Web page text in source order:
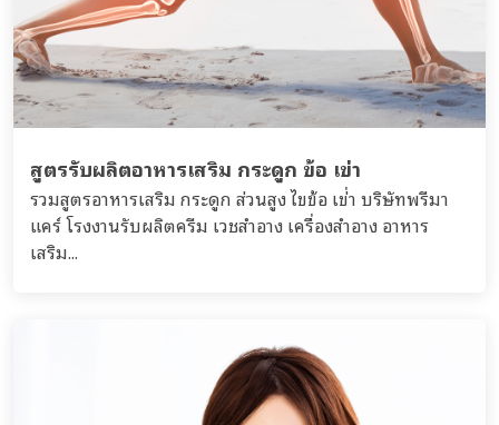
สูตรรับผลิตอาหารเสริม กระดูก ข้อ เข่า
รวมสูตรอาหารเสริม กระดูก ส่วนสูง ไขข้อ เข่่า บริษัทพรีมา
แคร์ โรงงานรับผลิตครีม เวชสำอาง เครื่องสำอาง อาหาร
เสริม...